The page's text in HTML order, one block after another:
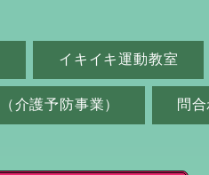
イキイキ運動教室
介護予防事業） 問